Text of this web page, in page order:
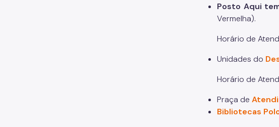
Posto Aqui
Vermelha).
Horário de
Unidades do
Horário de
Praça de
Bibliotecas